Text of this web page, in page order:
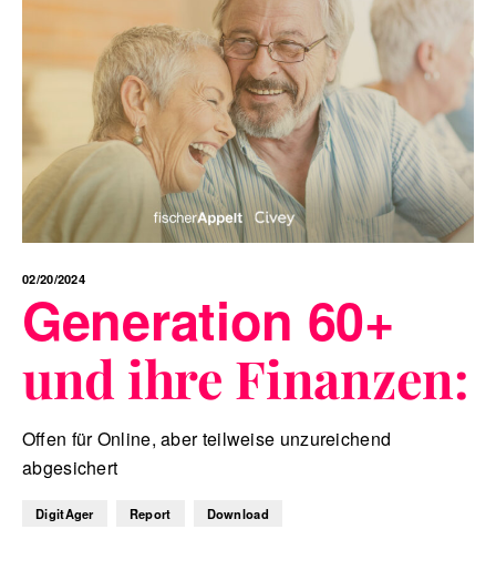
02/20/2024
Generation 60+
und ihre Finanzen:
Offen für Online, aber teilweise unzureichend
abgesichert
DigitAger Report Download